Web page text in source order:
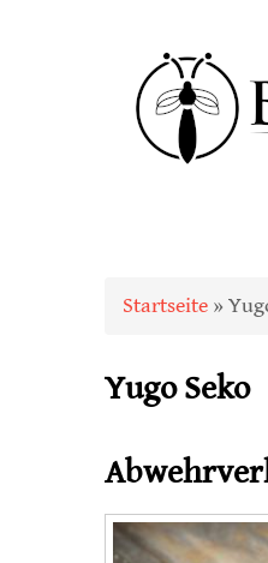
Sie sind hier
Startseite »
Yugo Seko